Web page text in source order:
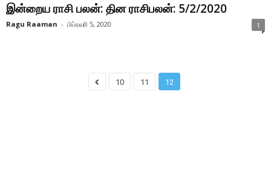
இன்றைய ராசி பலன்: தின ராசிபலன்: 5/2/2020
Ragu Raaman - பிப்ரவரி 5, 2020 1
10 11 12